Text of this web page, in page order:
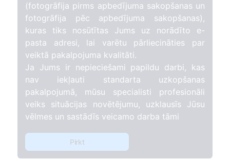
(fotogrāfija pirms apbedījuma sakopšanas un
fotogrāfija pēc apbedījuma sakopšanas),
kuras tiks nosūtītas Jums uz norādīto e-
pasta adresi, lai varētu pārliecināties par
veiktā pakalpojuma kvalitāti.
Ja Jums ir nepieciešami papildu darbi, kas
nav iekļauti standarta uzkopšanas
pakalpojumā, mūsu specialisti profesionāli
veiks situācijas novētējumu, uzklausīs Jūsu
vēlmes un sastādīs veicamo darba tāmi
Pirkt